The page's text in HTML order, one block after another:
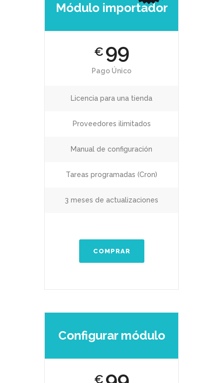
Módulo importador
€ 99
Pago Único
Licencia para una tienda
Proveedores ilimitados
Manual de configuración
Tareas programadas (Cron)
3 meses de actualizaciones
COMPRAR
Configurar módulo
€